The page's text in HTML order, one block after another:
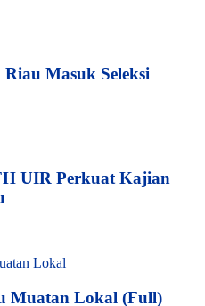
Masuk Seleksi
UIR Perkuat Kajian
Muatan Lokal (Full)